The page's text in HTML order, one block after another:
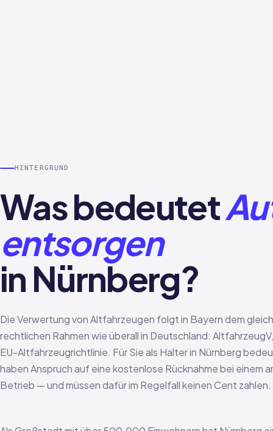
HINTERGRUND
Was bedeutet
entsorgen
in Nürnberg?
Die Verwertung von Altfahrzeugen folgt in Bayern dem
rechtlichen Rahmen wie überall in Deutschland:
EU-Altfahrzeugrichtlinie. Für Sie als Halter in Nürnberg
haben Anspruch auf eine kostenlose Rücknahme bei einem
Betrieb — und müssen dafür im Regelfall keinen Cent zahlen.